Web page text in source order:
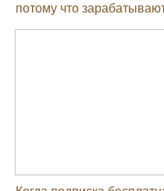
потому что